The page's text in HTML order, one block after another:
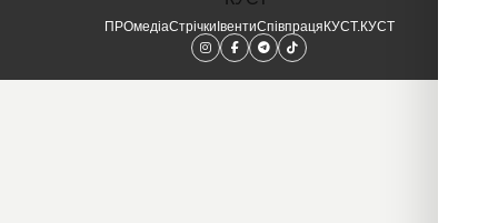
ПРОмедіаСтрічки ІвентиСпівпраця КУСТ.КУСТ